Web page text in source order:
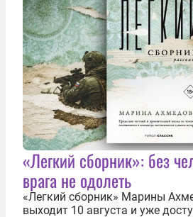
«Легкий сборник»: без
врага не одолеть
«Легкий сборник» Марины
выходит 10 августа и уже